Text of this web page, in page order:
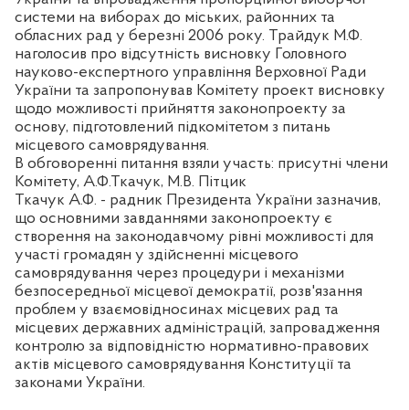
системи на виборах до міських, районних та
обласних рад у березні 2006 року. Трайдук М.Ф.
наголосив про відсутність висновку Головного
науково-експертного управління Верховної Ради
України та запропонував Комітету проект висновку
щодо можливості прийняття законопроекту за
основу, підготовлений підкомітетом з питань
місцевого самоврядування.
В обговоренні питання взяли участь: присутні члени
Комітету, А.Ф.Ткачук, М.В. Пітцик
Ткачук А.Ф. - радник Президента України зазначив,
що основними завданнями законопроекту є
створення на законодавчому рівні можливості для
участі громадян у здійсненні місцевого
самоврядування через процедури і механізми
безпосередньої місцевої демократії, розв'язання
проблем у взаємовідносинах місцевих рад та
місцевих державних адміністрацій, запровадження
контролю за відповідністю нормативно-правових
актів місцевого самоврядування Конституції та
законами України.